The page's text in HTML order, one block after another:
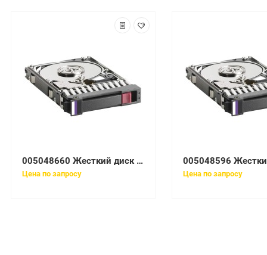
005048660 Жесткий диск EMC 146GB 15K 3.5'' Fibre Channel
Цена по запросу Цена по запросу